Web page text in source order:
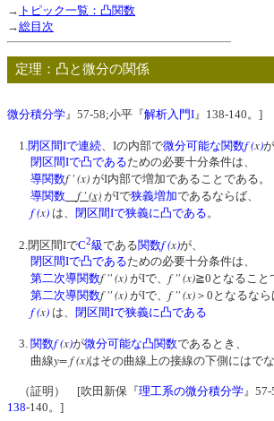
→ トピック一覧：凸関数
→総目次
定理：凸と微分の関係
[吹田新
微分積分学 』57-58;小平『解析入門I 』138-140。]
1. 閉区間Iで連続 、Iの内部で微分可能な関数f(x)
閉区間Iで凸であるための必要十分条件は、
導関数f ' (x) がI内部で増加であることである
導関数
f ' (x) がIで狭義増加であるならば、
f(x) は、 閉区間Iで狭義に凸である 。
2.閉区間IでC2級である関数f(x)が、
閉区間Iで凸であるための必要十分条件は、
第二次導関数f '' (x) がIで、 f '' (x)≧0となるこ
第二次導関数f '' (x) がIで、 f '' (x) ＞0となるな
f(x) は、 閉区間Iで狭義に凸である
3. 関数f(x)が微分可能な凸関数であるとき、
曲線y= f (x)はその曲線上の接線の下側には
（証明） [吹田新保『理工系の微分積分学 』
138-140。]